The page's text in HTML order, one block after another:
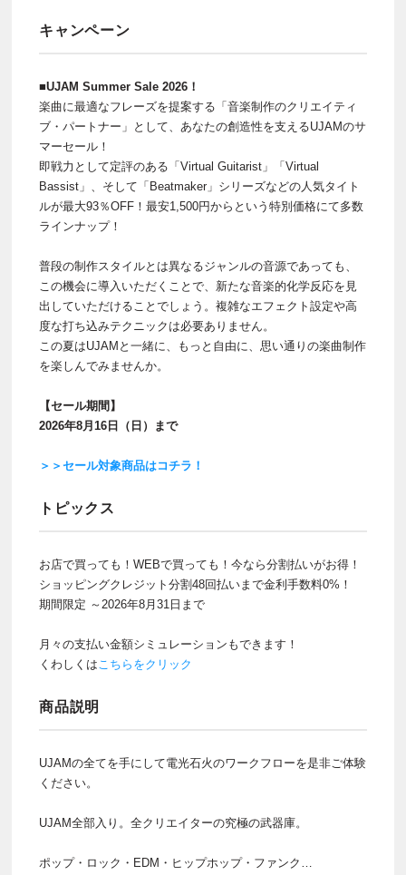
キャンペーン
■UJAM Summer Sale 2026！
楽曲に最適なフレーズを提案する「音楽制作のクリエイティ
ブ・パートナー」として、あなたの創造性を支えるUJAMのサ
マーセール！
即戦力として定評のある「Virtual Guitarist」「Virtual
Bassist」、そして「Beatmaker」シリーズなどの人気タイト
ルが最大93％OFF！最安1,500円からという特別価格にて多数
ラインナップ！
普段の制作スタイルとは異なるジャンルの音源であっても、
この機会に導入いただくことで、新たな音楽的化学反応を見
出していただけることでしょう。複雑なエフェクト設定や高
度な打ち込みテクニックは必要ありません。
この夏はUJAMと一緒に、もっと自由に、思い通りの楽曲制作
を楽しんでみませんか。
【セール期間】
2026年8月16日（日）まで
＞＞セール対象商品はコチラ！
トピックス
お店で買っても！WEBで買っても！今なら分割払いがお得！
ショッピングクレジット分割48回払いまで金利手数料0%！
期間限定 ～2026年8月31日まで
月々の支払い金額シミュレーションもできます！
くわしくはこちらをクリック
商品説明
UJAMの全てを手にして電光石火のワークフローを是非ご体験
ください。
UJAM全部入り。全クリエイターの究極の武器庫。
ポップ・ロック・EDM・ヒップホップ・ファンク…